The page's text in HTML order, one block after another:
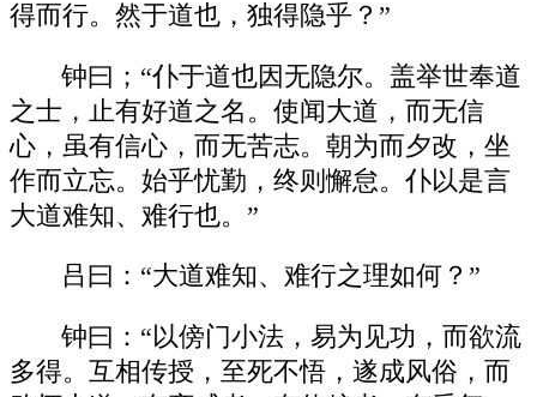
得而行。然于道也，独得隐乎？”
钟曰；“仆于道也因无隐尔。盖举世奉道
之士，止有好道之名。使闻大道，而无信
心，虽有信心，而无苦志。朝为而夕改，坐
作而立忘。始乎忧勤，终则懈怠。仆以是言
大道难知、难行也。”
吕曰：“大道难知、难行之理如何？”
钟曰：“以傍门小法，易为见功，而欲流
多得。互相传授，至死不悟，遂成风俗，而